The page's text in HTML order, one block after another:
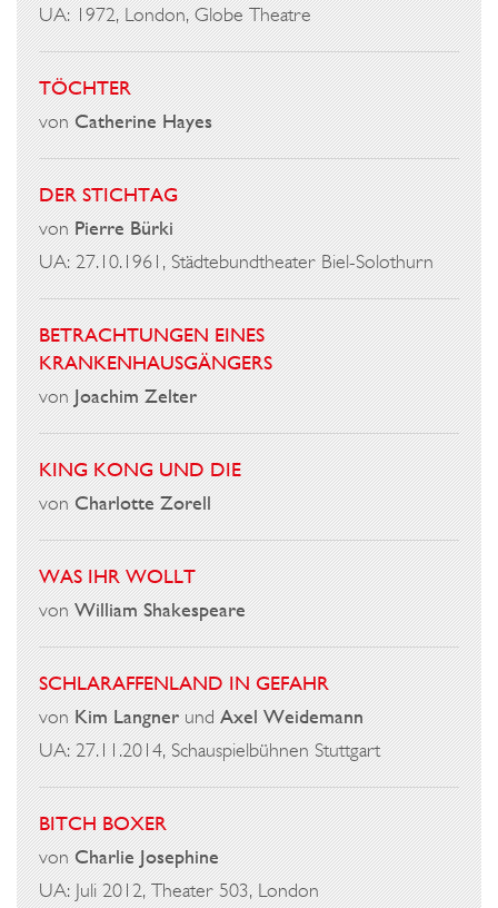
UA: 1972, London, Globe Theatre
TÖCHTER
vonCatherine Hayes
DER STICHTAG
vonPierre Bürki
UA: 27.10.1961, Städtebundtheater Biel-Solothurn
BETRACHTUNGEN EINES
KRANKENHAUSGÄNGERS
vonJoachim Zelter
KING KONG UND DIE
vonCharlotte Zorell
WAS IHR WOLLT
vonWilliam Shakespeare
SCHLARAFFENLAND IN GEFAHR
vonKim LangnerundAxel Weidemann
UA: 27.11.2014, Schauspielbühnen Stuttgart
BITCH BOXER
vonCharlie Josephine
UA: Juli 2012, Theater 503, London